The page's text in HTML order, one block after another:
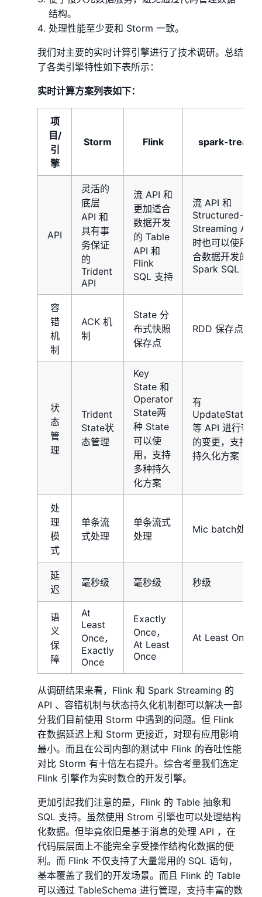
结构。
处理性能至少要和 Storm 一致。
我们对主要的实时计算引擎进行了技术调研。总结
了各类引擎特性如下表所示：
实时计算方案列表如下：
项
目/
引
擎
Storm Flink spark-
API
灵活的
底层
API 和
具有事
务保证
的
Trident
API
流 API 和
更加适合
数据开发
的 Table
API 和
Flink
SQL 支持
流 API 和
Structured-
Streaming API
时也可以使用更
合数据开发的
Spark SQL
容
错
机
制
ACK 机
制
State 分
布式快照
保存点
RDD 保存点
状
态
管
理
Trident
State状
态管理
Key
State 和
Operator
State两
种 State
可以使
用，支持
多种持久
化方案
有
等 API 进行带状
的变更，支持多
持久化方案
处
理
模
式
单条流
式处理
单条流式
处理
Mic batch处理
延
迟
毫秒级 毫秒级 秒级
语
义
保
障
At
Least
Once，
Exactly
Once
Exactly
Once，
At Least
Once
At Least Once
从调研结果来看，Flink 和 Spark Streaming 的
API 、容错机制与状态持久化机制都可以解决一部
分我们目前使用 Storm 中遇到的问题。但 Flink
在数据延迟上和 Storm 更接近，对现有应用影响
最小。而且在公司内部的测试中 Flink 的吞吐性能
对比 Storm 有十倍左右提升。综合考量我们选定
Flink 引擎作为实时数仓的开发引擎。
更加引起我们注意的是，Flink 的 Table 抽象和
SQL 支持。虽然使用 Strom 引擎也可以处理结构
化数据。但毕竟依旧是基于消息的处理 API ，在
代码层层面上不能完全享受操作结构化数据的便
利。而 Flink 不仅支持了大量常用的 SQL 语句，
基本覆盖了我们的开发场景。而且 Flink 的 Table
可以通过 TableSchema 进行管理，支持丰富的数